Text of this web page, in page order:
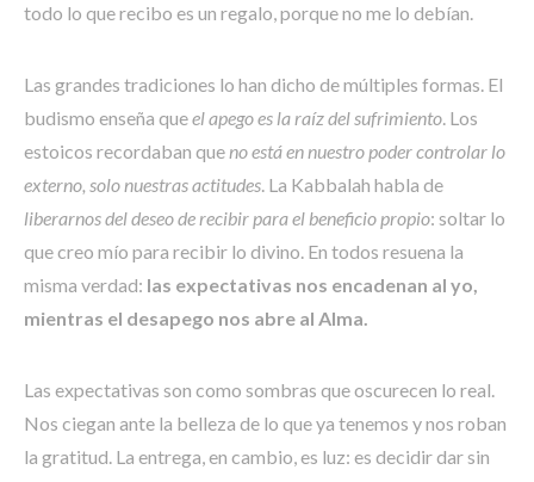
todo lo que recibo es un regalo, porque no me lo debían.
Las grandes tradiciones lo han dicho de múltiples formas. El
budismo enseña queel apego es la raíz del sufrimiento. Los
estoicos recordaban queno está en nuestro poder controlar lo
externo, solo nuestras actitudes. La Kabbalah habla de
liberarnos del deseo de recibir para el beneficio propio: soltar lo
que creo mío para recibir lo divino. En todos resuena la
misma verdad: las expectativas nos encadenan al yo,
mientras el desapego nos abre al Alma.
Las expectativas son como sombras que oscurecen lo real.
Nos ciegan ante la belleza de lo que ya tenemos y nos roban
la gratitud. La entrega, en cambio, es luz: es decidir dar sin